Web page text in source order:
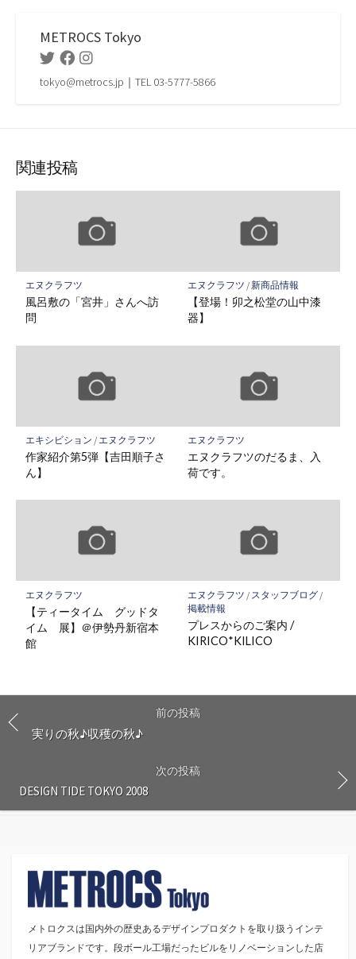
METROCS Tokyo
TwitterFacebookInstagram
tokyo@metrocs.jp｜TEL 03-5777-5866
関連投稿
エヌクラフツ
風呂敷の「宮井」さんへ訪
問
エヌクラフツ /新商品情報
【登場！卯之松堂の山中漆
器】
エキシビション / エヌクラフツ
作家紹介第5弾【吉田順子さ
ん】
エヌクラフツ
エヌクラフツのだるま、入
荷です。
エヌクラフツ
【ティータイム グッドタ
イム 展】＠伊勢丹新宿本
館
エヌクラフツ / スタッフブログ/
掲載情報
プレスからのご案内 /
KIRICO*KILICO
前の投稿
実りの秋♪収穫の秋♪
次の投稿
DESIGN TIDE TOKYO 2008
メトロクスは国内外の歴史あるデザインプロダクトを取り扱うインテ
リアブランドです。段ボール工場だったビルをリノベーションした店